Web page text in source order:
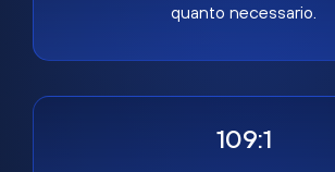
quanto necessario.
109:1